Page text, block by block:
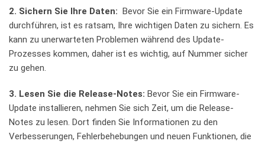
2. Sichern Sie Ihre⁤ Daten: ⁣ Bevor Sie ein⁣ Firmware-Update
durchführen, ist es ‍ratsam, Ihre wichtigen ⁢Daten zu ‌sichern. Es
kann zu unerwarteten ⁣Problemen ​während des Update-
Prozesses kommen, daher ​ist es ‍wichtig, auf ⁣Nummer sicher
zu ⁣gehen.
3. Lesen Sie die Release-Notes: Bevor Sie ​ein Firmware-
Update installieren, nehmen Sie sich‌ Zeit, ‍um die Release-
Notes zu lesen. Dort finden Sie Informationen zu den ​
Verbesserungen, Fehlerbehebungen⁤ und neuen Funktionen, die